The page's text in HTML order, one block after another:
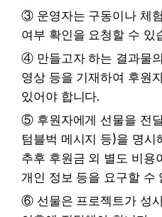
③ 운영자는 구동이나 체
여부 확인을 요청할 수 있
④ 만들고자 하는 결과물
영상 등을 기재하여 후원
있어야 합니다.
⑤ 후원자에게 선물을 전
텀블벅 메시지 등)을 명시
추후 후원금 외 별도 비용
개인 정보 등을 요구할 수
⑥ 선물은 프로젝트가 성